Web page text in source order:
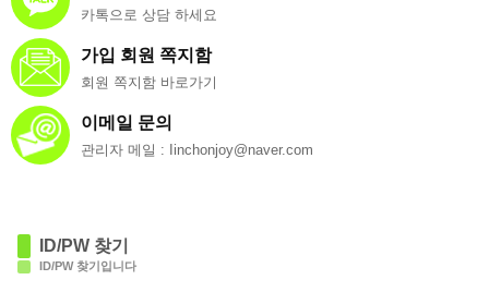
카톡으로 상담 하세요
가입 회원 쪽지함
회원 쪽지함 바로가기
이메일 문의
관리자 메일 : Iinchonjoy@naver.com
ID/PW 찾기
ID/PW 찾기입니다